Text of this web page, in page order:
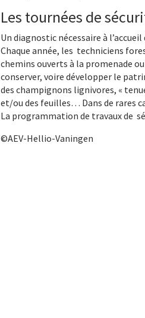
Les tournées de
Un diagnostic nécessaire à
Chaque année, les techniciens
chemins ouverts à la promenade
conserver, voire développer le
des champignons lignivores, «
et/ou des feuilles… Dans de rares
La programmation de travaux de
©AEV-Hellio-Vaningen